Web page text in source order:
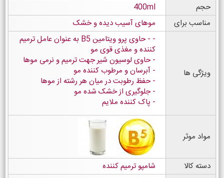
حجم
400ml
مناسب برای
موهای آسیب دیده و خشک
ویژگی ها
- حاوی پرو ویتامین B5 به عنوان عامل ترمیم
کننده و مغذی قوی مو
حاوی لوسیون شیر جهت ترمیم و نرمی موها
آبرسان و مرطوب کننده مو
حفظ رطوبت در میان هر رشته از موها
جلوگیری از خشک شده مو
پاک کننده ملایم
مواد موثر
دسته کالا
شامپو ترمیم کننده